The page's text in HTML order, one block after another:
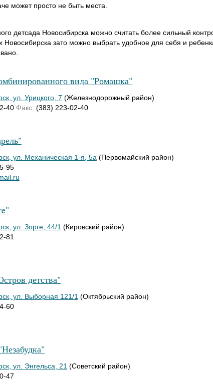
может просто не быть места.
детсада Новосибирска можно считать более сильный
Новосибирска зато можно выбрать удобное для себя и
вида "Ромашка"
ул. Урицкого, 7 (Железнодорожный район)
40 Факс: (383) 223-02-40
ул. Механическая 1-я, 5а (Первомайский район)
95
ул. Зорге, 44/1 (Кировский район)
81
детства"
ул. Выборная 121/1 (Октябрьский район)
60
ул. Энгельса, 21 (Советский район)
47